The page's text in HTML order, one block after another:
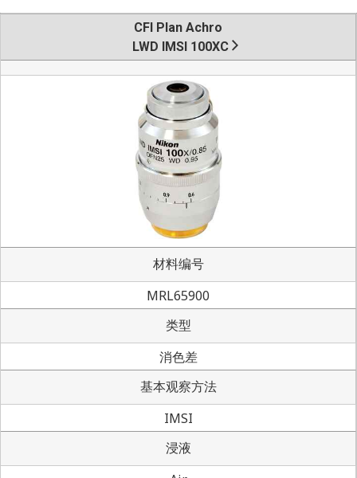
CFI Plan Achro
LWD IMSI 100XC
材料编号
MRL65900
类型
消色差
基本观察方法
IMSI
浸液